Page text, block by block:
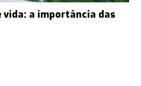
vida: a importância das